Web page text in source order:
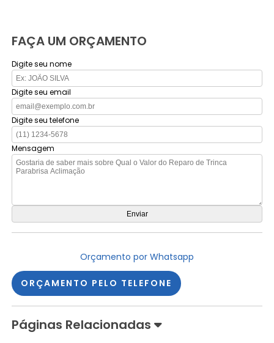
FAÇA UM ORÇAMENTO
Digite seu nome
Digite seu email
Digite seu telefone
Mensagem
Orçamento por Whatsapp
ORÇAMENTO PELO TELEFONE
Páginas Relacionadas